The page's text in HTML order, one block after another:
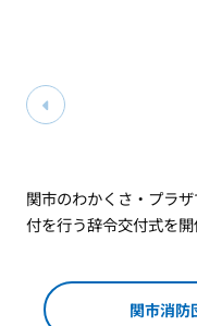
関市のわかくさ・プラ
付を行う辞令交付式を開
関市消防